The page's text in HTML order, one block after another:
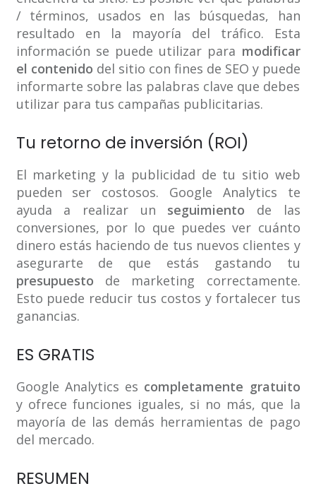
/ términos, usados en las búsquedas, han
resultado en la mayoría del tráfico. Esta
información se puede utilizar para modificar
el contenido del sitio con fines de SEO y puede
informarte sobre las palabras clave que debes
utilizar para tus campañas publicitarias.
Tu retorno de inversión (ROI)
El marketing y la publicidad de tu sitio web
pueden ser costosos. Google Analytics te
ayuda a realizar un seguimiento de las
conversiones, por lo que puedes ver cuánto
dinero estás haciendo de tus nuevos clientes y
asegurarte de que estás gastando tu
presupuesto de marketing correctamente.
Esto puede reducir tus costos y fortalecer tus
ganancias.
ES GRATIS
Google Analytics es completamente gratuito
y ofrece funciones iguales, si no más, que la
mayoría de las demás herramientas de pago
del mercado.
RESUMEN